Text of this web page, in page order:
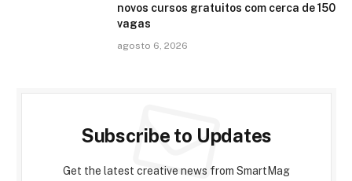
novos cursos gratuitos com cerca de 150
vagas
agosto 6, 2026
Subscribe to Updates
Get the latest creative news from SmartMag